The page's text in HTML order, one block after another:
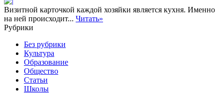
Визитной карточкой каждой хозяйки является кухня. Именно
на ней происходит... Читать»
Рубрики
Без рубрики
Культура
Образование
Общество
Статьи
Школы